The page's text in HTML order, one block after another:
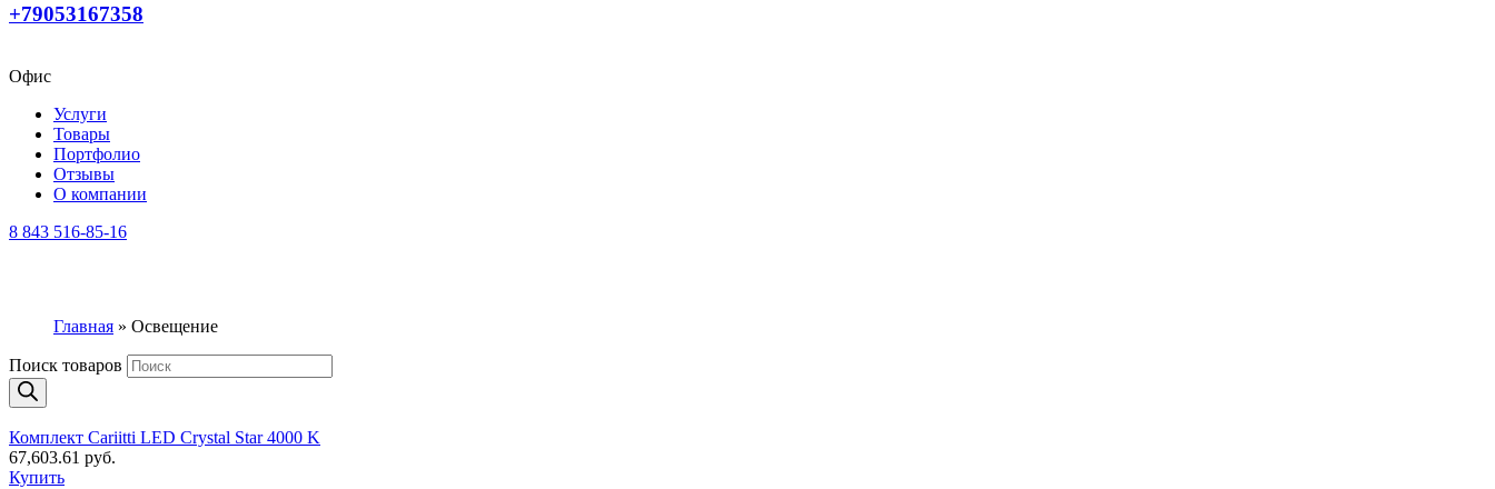
+79053167358
Офис
Услуги
Товары
Портфолио
Отзывы
О компании
8 843 516-85-16
Главная » Освещение
Поиск товаров
Комплект Cariitti LED Crystal Star 4000 K
67,603.61 руб.
Купить